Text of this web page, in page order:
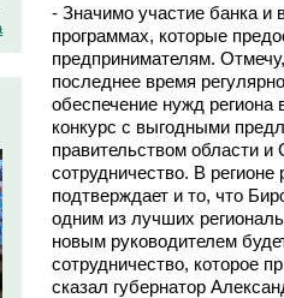
- Значимо участие банка и
программах, которые
предпринимателям.
последнее время
обеспечение нужд
конкурс с выгодными
правительством области
сотрудничество. В
подтверждает и то, что
одним из лучших
новым руководителем
сотрудничество, которое
сказал губернатор